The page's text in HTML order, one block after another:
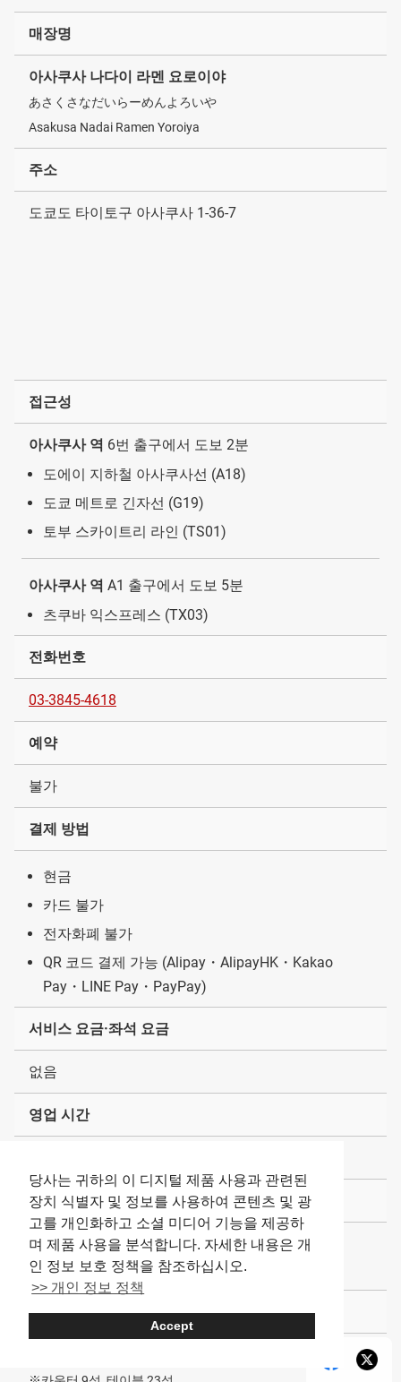
당사는 귀하의 이 디지털 제품 사용과 관련된
장치 식별자 및 정보를 사용하여 콘텐츠 및 광
고를 개인화하고 소셜 미디어 기능을 제공하
며 제품 사용을 분석합니다. 자세한 내용은 개
인 정보 보호 정책을 참조하십시오.
>> 개인 정보 정책
Accept
매장명
아사쿠사 나다이 라멘 요로이야
あさくさなだいらーめんよろいや
Asakusa Nadai Ramen Yoroiya
주소
도쿄도 타이토구 아사쿠사 1-36-7
접근성
아사쿠사 역 6번 출구에서 도보 2분
도에이 지하철 아사쿠사선 (A18)
도쿄 메트로 긴자선 (G19)
토부 스카이트리 라인 (TS01)
아사쿠사 역 A1 출구에서 도보 5분
츠쿠바 익스프레스 (TX03)
전화번호
03-3845-4618
예약
불가
결제 방법
현금
카드 불가
전자화폐 불가
QR 코드 결제 가능 (Alipay・AlipayHK・Kakao
Pay・LINE Pay・PayPay)
서비스 요금·좌석 요금
없음
영업 시간
휴무일
없음
※불규칙 휴무 있음
좌석 수